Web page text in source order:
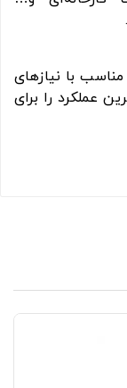
مناسب با نیازهای
عملکرد را برای